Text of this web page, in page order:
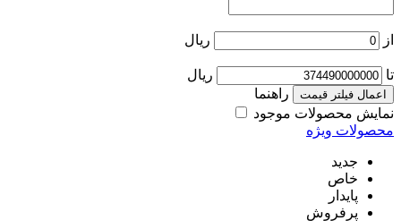
از ریال
تا ریال
اعمال فیلتر قیمت
راهنما
نمایش محصولات موجود
محصولات ویژه
جدید
خاص
پایدار
پرفروش